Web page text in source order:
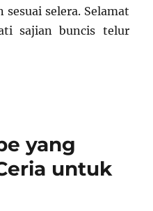
selera. Selamat
sajian buncis telur
yang
untuk